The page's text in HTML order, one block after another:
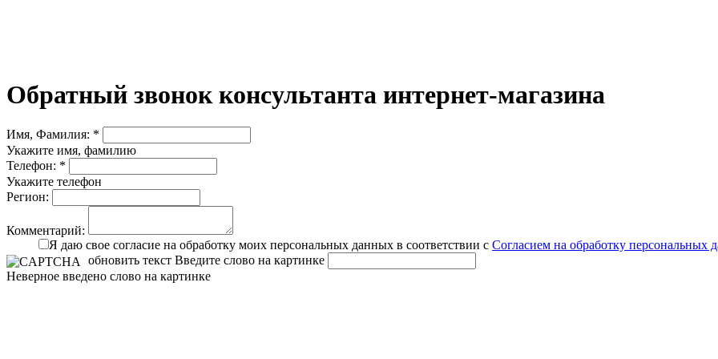
Обратный звонок консультанта интернет-магазина
Имя, Фамилия: *
Укажите имя, фамилию
Телефон: *
Укажите телефон
Регион:
Комментарий:
Я даю свое согласие на обработку моих персональных данных в соответствии с Согласием на обработку персональных
обновить текст Введите слово на картинке
Неверное введено слово на картинке